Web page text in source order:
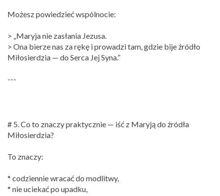
Możesz powiedzieć wspólnocie:
> „Maryja nie zasłania Jezusa.
> Ona bierze nas za rękę i prowadzi tam, gdzie bije źródło
Miłosierdzia — do Serca Jej Syna.”
---
# 5. Co to znaczy praktycznie — iść z Maryją do źródła
Miłosierdzia?
To znaczy:
* codziennie wracać do modlitwy,
* nie uciekać po upadku,